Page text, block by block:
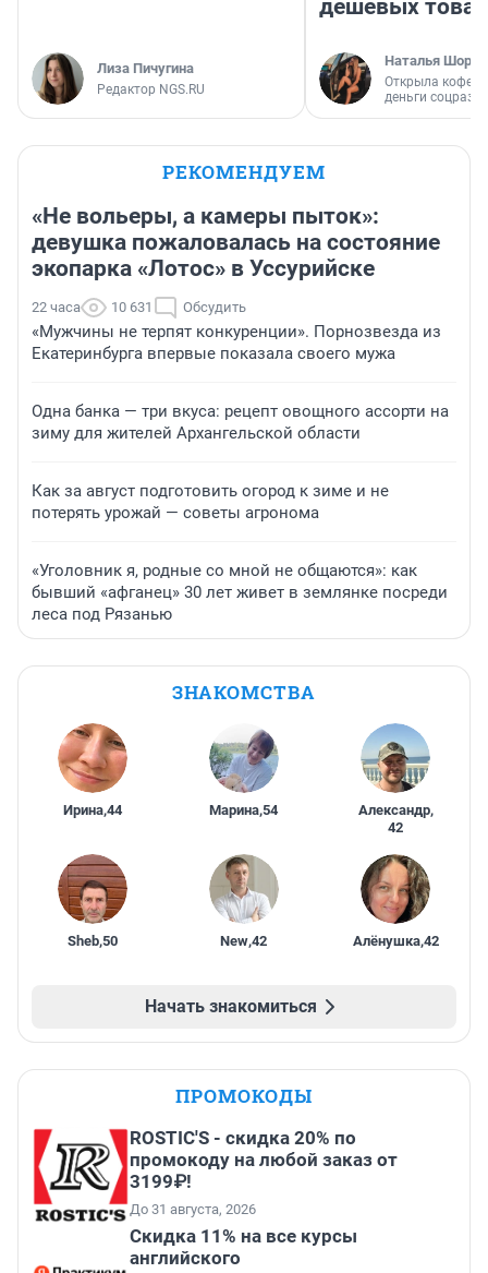
Лиза Пичугина
Редактор NGS.RU
дешевых
Наталья
Открыла
деньги
РЕКОМЕНДУЕМ
«Не вольеры, а камеры пыток»:
девушка пожаловалась на состояние
экопарка «Лотос» в Уссурийске
22 часа 10 631 Обсудить
«Мужчины не терпят конкуренции». Порнозвезда из
Екатеринбурга впервые показала своего мужа
Одна банка — три вкуса: рецепт овощного ассорти на
зиму для жителей Архангельской области
Как за август подготовить огород к зиме и не
потерять урожай — советы агронома
«Уголовник я, родные со мной не общаются»: как
бывший «афганец» 30 лет живет в землянке посреди
леса под Рязанью
ЗНАКОМСТВА
Ирина,44 Марина,54 Александр,
42
Sheb,50 New,42 Алёнушка,42
Начать знакомиться
ПРОМОКОДЫ
ROSTIC'S - скидка 20% по
промокоду на любой заказ от
3199₽!
До 31 августа, 2026
Скидка 11% на все курсы
английского